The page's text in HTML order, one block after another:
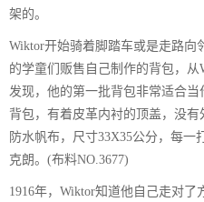
架的。
Wiktor开始骑着脚踏车或是走路向
的学童们贩售自己制作的背包，
发现，他的第一批背包非常适合当
背包，有着皮革内衬的顶盖，没
防水帆布，尺寸33X35公分，每一
克朗。(布料NO.3677)
1916年，Wiktor知道他自己走对了